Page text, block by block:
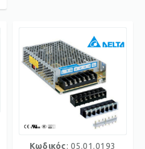
Κωδικός: 05.01.0193